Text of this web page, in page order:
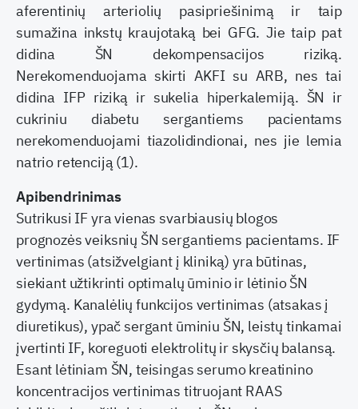
aferentinių arteriolių pasipriešinimą ir taip
sumažina inkstų kraujotaką bei GFG. Jie taip pat
didina ŠN dekompensacijos riziką.
Nerekomenduojama skirti AKFI su ARB, nes tai
didina IFP riziką ir sukelia hiperkalemiją. ŠN ir
cukriniu diabetu sergantiems pacientams
nerekomenduojami tiazolidindionai, nes jie lemia
natrio retenciją (1).
Apibendrinimas
Sutrikusi IF yra vienas svarbiausių blogos
prognozės veiksnių ŠN sergantiems pacientams. IF
vertinimas (atsižvelgiant į kliniką) yra būtinas,
siekiant užtikrinti optimalų ūminio ir lėtinio ŠN
gydymą. Kanalėlių funkcijos vertinimas (atsakas į
diuretikus), ypač sergant ūminiu ŠN, leistų tinkamai
įvertinti IF, koreguoti elektrolitų ir skysčių balansą.
Esant lėtiniam ŠN, teisingas serumo kreatinino
koncentracijos vertinimas titruojant RAAS